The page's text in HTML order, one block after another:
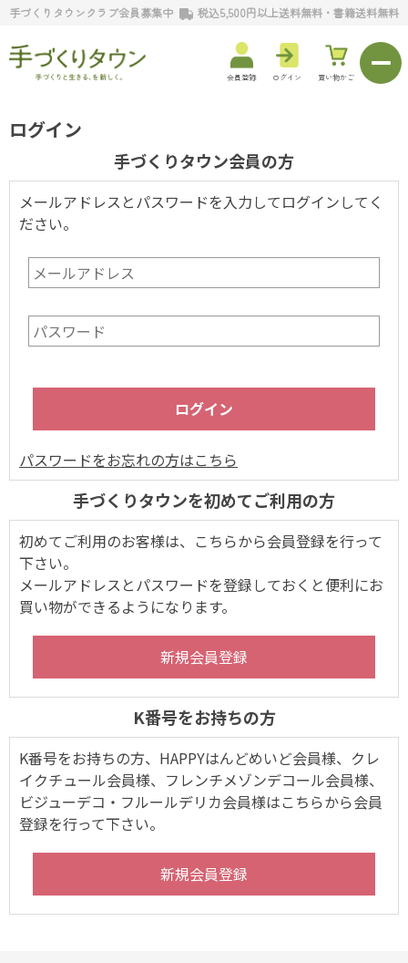
手づくりタウンクラブ会員募集中 税込5,500円以上送料無料・書籍送料無料
会員登録 ログイン 買い物かご
ログイン
手づくりタウン会員の方
メールアドレスとパスワードを入力してログインしてく
ださい。
パスワードをお忘れの方はこちら
手づくりタウンを初めてご利用の方
初めてご利用のお客様は、こちらから会員登録を行って
下さい。
メールアドレスとパスワードを登録しておくと便利にお
買い物ができるようになります。
K番号をお持ちの方
K番号をお持ちの方、HAPPYはんどめいど会員様、クレ
イクチュール会員様、フレンチメゾンデコール会員様、
ビジューデコ・フルールデリカ会員様はこちらから会員
登録を行って下さい。